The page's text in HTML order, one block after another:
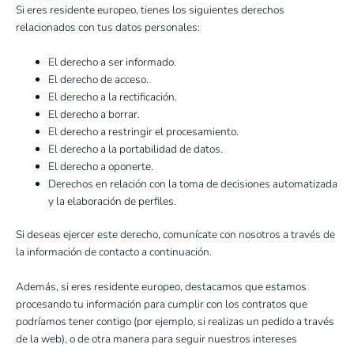
Si eres residente europeo, tienes los siguientes derechos
relacionados con tus datos personales:
El derecho a ser informado.
El derecho de acceso.
El derecho a la rectificación.
El derecho a borrar.
El derecho a restringir el procesamiento.
El derecho a la portabilidad de datos.
El derecho a oponerte.
Derechos en relación con la toma de decisiones automatizada
y la elaboración de perfiles.
Si deseas ejercer este derecho, comunícate con nosotros a través de
la información de contacto a continuación.
Además, si eres residente europeo, destacamos que estamos
procesando tu información para cumplir con los contratos que
podríamos tener contigo (por ejemplo, si realizas un pedido a través
de la web), o de otra manera para seguir nuestros intereses